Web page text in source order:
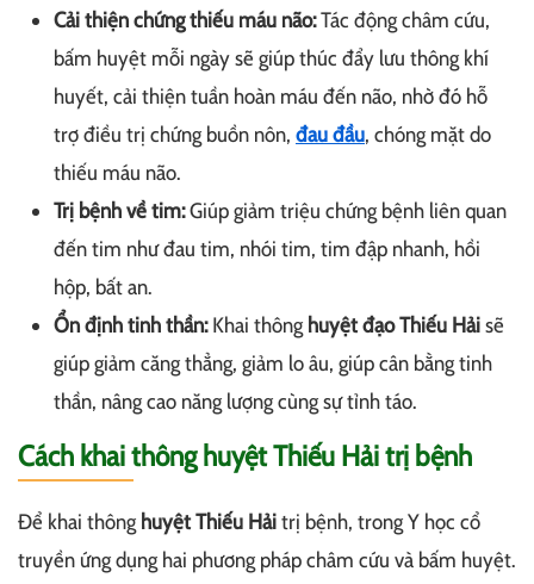
Cải thiện chứng thiếu máu não:Tác động châm cứu,
bấm huyệt mỗi ngày sẽ giúp thúc đẩy lưu thông khí
huyết, cải thiện tuần hoàn máu đến não, nhờ đó hỗ
trợ điều trị chứng buồn nôn, đau đầu, chóng mặt do
thiếu máu não.
Trị bệnh về tim:Giúp giảm triệu chứng bệnh liên quan
đến tim như đau tim, nhói tim, tim đập nhanh, hồi
hộp, bất an.
Ổn định tinh thần:Khai thông huyệt đạo Thiếu Hảisẽ
giúp giảm căng thẳng, giảm lo âu, giúp cân bằng tinh
thần, nâng cao năng lượng cùng sự tỉnh táo.
Cách khai thông huyệt Thiếu Hải trị bệnh
Để khai thông huyệt Thiếu Hảitrị bệnh, trong Y học cổ
truyền ứng dụng hai phương pháp châm cứu và bấm huyệt.